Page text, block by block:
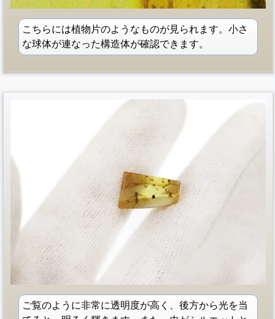
こちらには植物片のようなものが見られます。小さ
な球体が連なった構造体が確認できます。
ご覧のように非常に透明度が高く、後方から光を当